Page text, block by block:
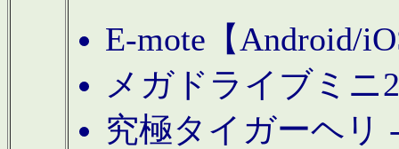
E-mote【Android/
メガドライブミニ
究極タイガーヘリ